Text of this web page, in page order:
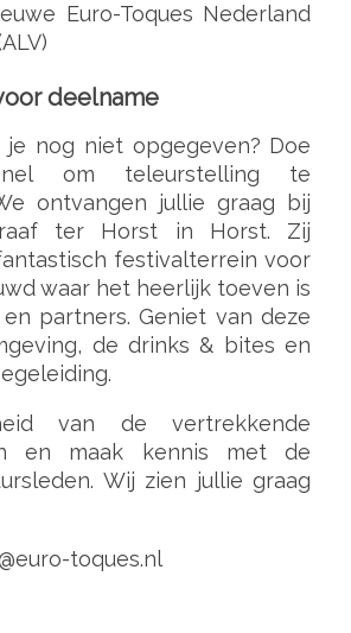
Euro-Toques Nederland
deelname
je nog niet opgegeven? Doe
om teleurstelling te
ontvangen jullie graag bij
ter Horst in Horst. Zij
festivalterrein voor
waar het heerlijk toeven is
en partners. Geniet van deze
de drinks & bites en
van de vertrekkende
en maak kennis met de
Wij zien jullie graag
toques.nl